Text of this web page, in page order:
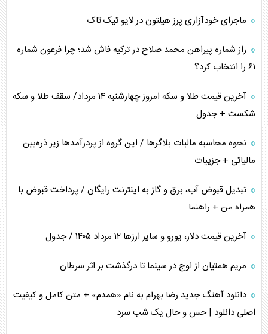
ماجرای خودآزاری پرز هیلتون در لایو تیک تاک
راز شماره پیراهن محمد صلاح در ترکیه فاش شد؛ چرا فرعون شماره
۶۱ را انتخاب کرد؟
آخرین قیمت طلا و سکه امروز چهارشنبه ۱۴ مرداد/ سقف طلا و سکه
شکست + جدول
نحوه محاسبه مالیات بلاگر‌ها / این گروه از پردرآمد‌ها زیر ذره‌بین
مالیاتی + جزییات
تبدیل قبوض آب، برق و گاز به اینترنت رایگان / پرداخت قبوض با
همراه من + راهنما
آخرین قیمت دلار، یورو و سایر ارز‌ها ۱۲ مرداد ۱۴۰۵ / جدول
مریم همتیان از اوج در سینما تا درگذشت بر اثر سرطان
دانلود آهنگ جدید رضا بهرام به نام «همدم» + متن کامل و کیفیت
اصلی دانلود | حس و حال یک شب سرد